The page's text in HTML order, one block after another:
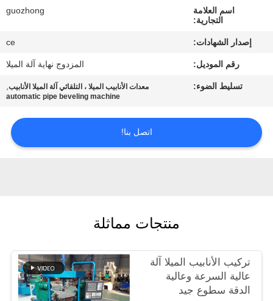
في
المعمل
الجودة
اطلب
اقتباس
اسم العلامة
التجارية:
guozhong
إصدار الشهادات: ce
رقم الموديل: المزدوج نهاية آلة الميلا
تسليط الضوء: معدات الأنابيب الميلا ، التلقائي آلة الميلا الأنابيب,
automatic pipe beveling machine
اتصل بنا!
منتجات مماثلة
تركيب الأنابيب الميلا آلة
عالية السرعة وعالية
الدقة سطوع جيد